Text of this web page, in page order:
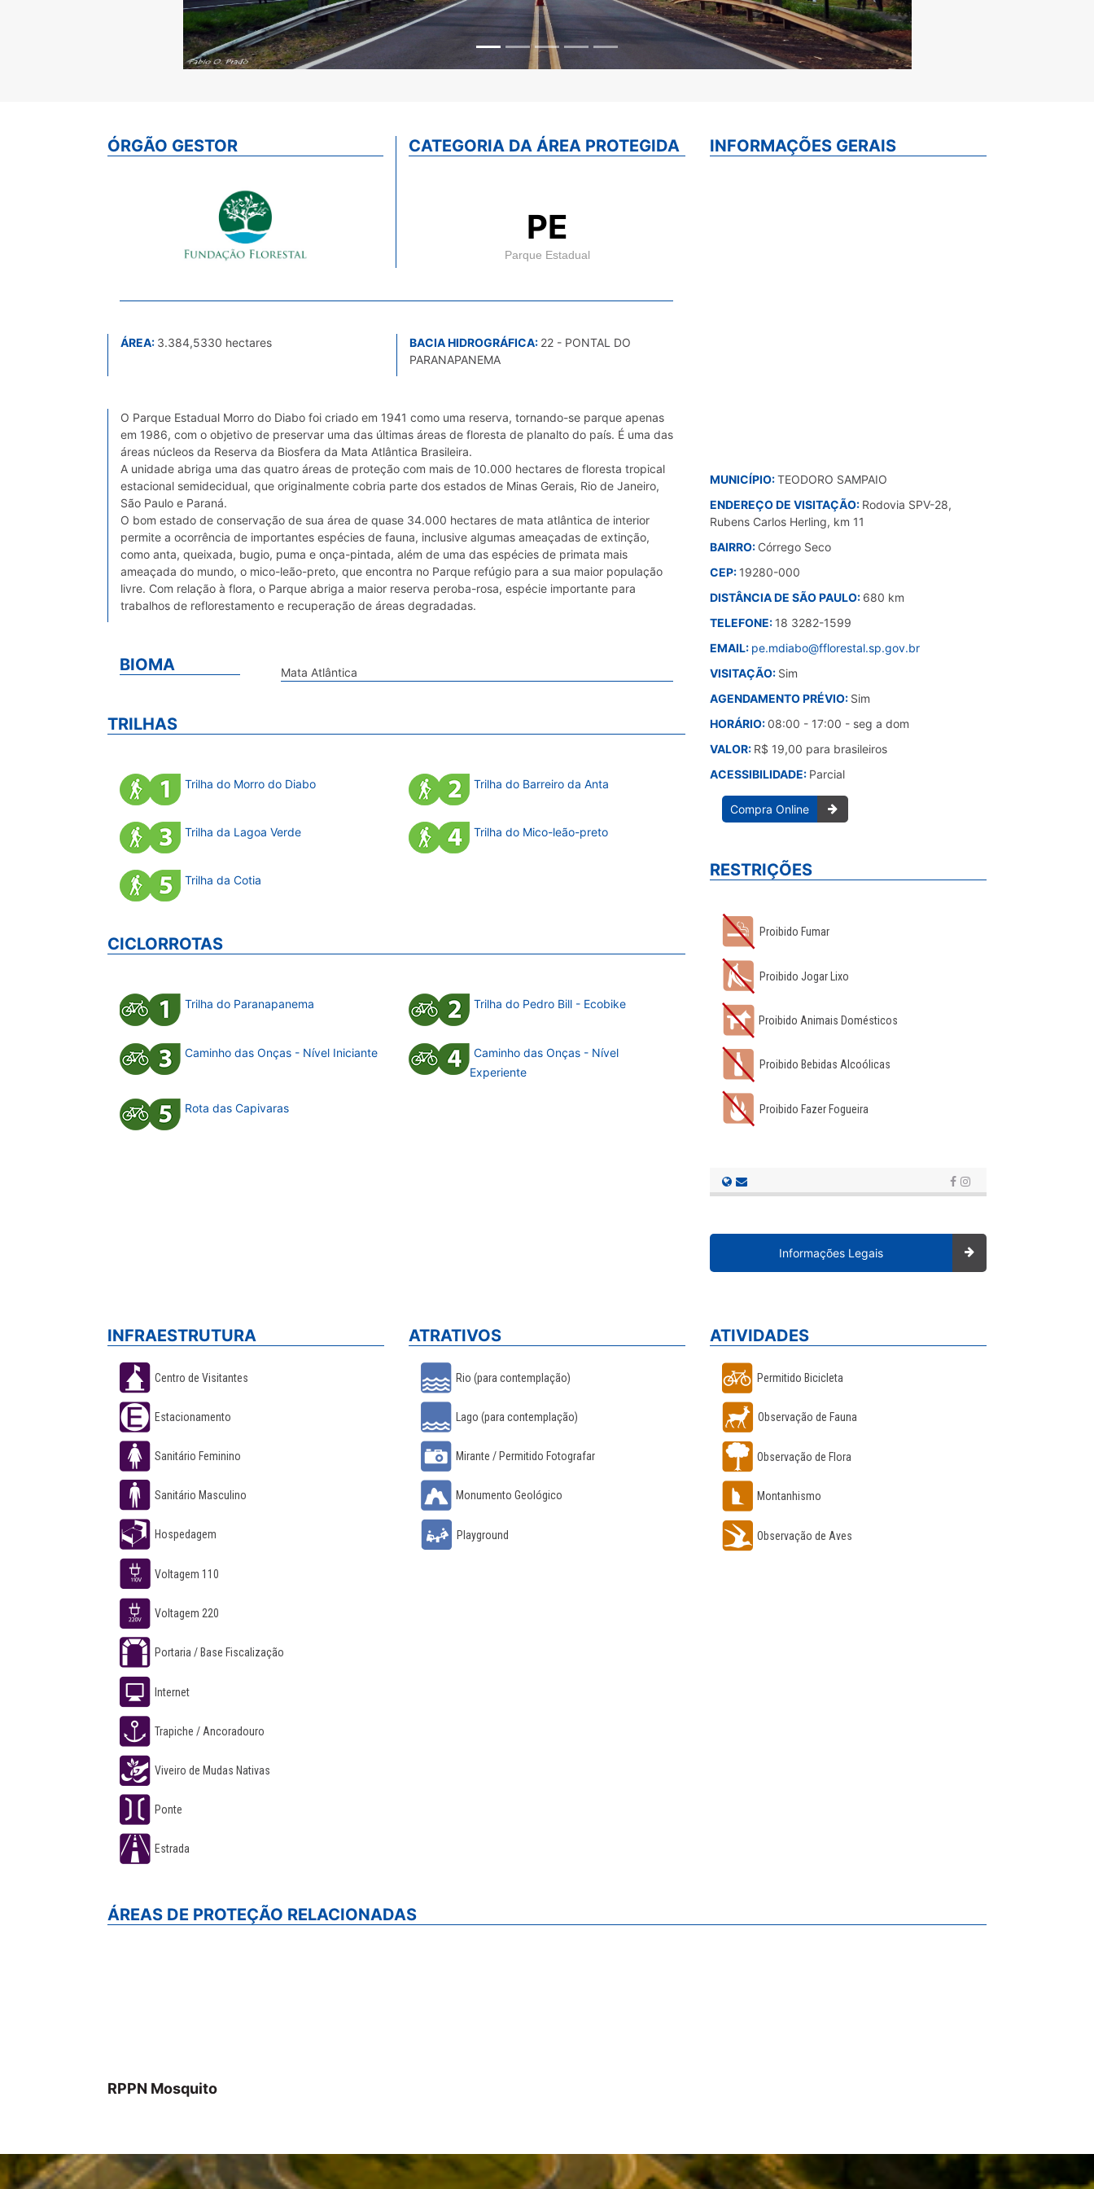
ÓRGÃO GESTOR CATEGORIA DA ÁREA PROTEGIDA
PE
Parque Estadual
ÁREA: 3.384,5330 hectares BACIA HIDROGRÁFICA: 22 - PONTAL DO
PARANAPANEMA
O Parque Estadual Morro do Diabo foi criado em 1941 como uma reserva, tornando-se parque apenas
em 1986, com o objetivo de preservar uma das últimas áreas de floresta de planalto do país. É uma das
áreas núcleos da Reserva da Biosfera da Mata Atlântica Brasileira.
A unidade abriga uma das quatro áreas de proteção com mais de 10.000 hectares de floresta tropical
estacional semidecidual, que originalmente cobria parte dos estados de Minas Gerais, Rio de Janeiro,
São Paulo e Paraná.
O bom estado de conservação de sua área de quase 34.000 hectares de mata atlântica de interior
permite a ocorrência de importantes espécies de fauna, inclusive algumas ameaçadas de extinção,
como anta, queixada, bugio, puma e onça-pintada, além de uma das espécies de primata mais
ameaçada do mundo, o mico-leão-preto, que encontra no Parque refúgio para a sua maior população
livre. Com relação à flora, o Parque abriga a maior reserva peroba-rosa, espécie importante para
trabalhos de reflorestamento e recuperação de áreas degradadas.
BIOMA Mata Atlântica
TRILHAS
Trilha do Morro do Diabo Trilha do Barreiro da Anta
Trilha da Lagoa Verde Trilha do Mico-leão-preto
Trilha da Cotia
CICLORROTAS
Trilha do Paranapanema Trilha do Pedro Bill - Ecobike
Caminho das Onças - Nível Iniciante
Caminho das Onças - Nível
Experiente
Rota das Capivaras
INFORMAÇÕES GERAIS
MUNICÍPIO:TEODORO SAMPAIO
ENDEREÇO DE VISITAÇÃO: Rodovia SPV-28,
Rubens Carlos Herling, km 11
BAIRRO: Córrego Seco
CEP: 19280-000
DISTÂNCIA DE SÃO PAULO: 680 km
TELEFONE: 18 3282-1599
EMAIL: pe.mdiabo@fflorestal.sp.gov.br
VISITAÇÃO: Sim
AGENDAMENTO PRÉVIO: Sim
HORÁRIO:08:00 - 17:00 - seg a dom
VALOR: R$ 19,00 para brasileiros
ACESSIBILIDADE: Parcial
Compra Online
RESTRIÇÕES
Proibido Fumar
Proibido Jogar Lixo
Proibido Animais Domésticos
Proibido Bebidas Alcoólicas
Proibido Fazer Fogueira
Informações Legais
INFRAESTRUTURA
Centro de Visitantes
Estacionamento
Sanitário Feminino
Sanitário Masculino
Hospedagem
Voltagem 110
Voltagem 220
Portaria / Base Fiscalização
Internet
Trapiche / Ancoradouro
Viveiro de Mudas Nativas
Ponte
Estrada
ATRATIVOS
Rio (para contemplação)
Lago (para contemplação)
Mirante / Permitido Fotografar
Monumento Geológico
Playground
ATIVIDADES
Permitido Bicicleta
Observação de Fauna
Observação de Flora
Montanhismo
Observação de Aves
ÁREAS DE PROTEÇÃO RELACIONADAS
RPPN Mosquito